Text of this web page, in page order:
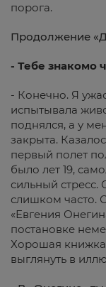
порога.
Продолжение
- Тебе знакомо
- Конечно. Я
испытывала
поднялся, а у
закрыта.
первый полет
было лет 19,
сильный стресс.
слишком часто.
«Евгения
постановке
Хорошая
выглянуть в